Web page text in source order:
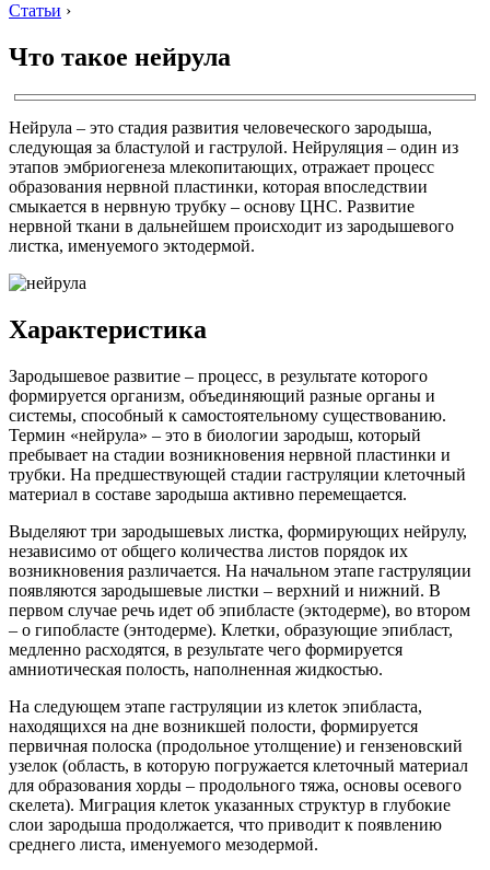
Статьи ›
Что такое нейрула
Нейрула – это стадия развития человеческого зародыша,
следующая за бластулой и гаструлой. Нейруляция – один из
этапов эмбриогенеза млекопитающих, отражает процесс
образования нервной пластинки, которая впоследствии
смыкается в нервную трубку – основу ЦНС. Развитие
нервной ткани в дальнейшем происходит из зародышевого
листка, именуемого эктодермой.
Характеристика
Зародышевое развитие – процесс, в результате которого
формируется организм, объединяющий разные органы и
системы, способный к самостоятельному существованию.
Термин «нейрула» – это в биологии зародыш, который
пребывает на стадии возникновения нервной пластинки и
трубки. На предшествующей стадии гаструляции клеточный
материал в составе зародыша активно перемещается.
Выделяют три зародышевых листка, формирующих нейрулу,
независимо от общего количества листов порядок их
возникновения различается. На начальном этапе гаструляции
появляются зародышевые листки – верхний и нижний. В
первом случае речь идет об эпибласте (эктодерме), во втором
– о гипобласте (энтодерме). Клетки, образующие эпибласт,
медленно расходятся, в результате чего формируется
амниотическая полость, наполненная жидкостью.
На следующем этапе гаструляции из клеток эпибласта,
находящихся на дне возникшей полости, формируется
первичная полоска (продольное утолщение) и гензеновский
узелок (область, в которую погружается клеточный материал
для образования хорды – продольного тяжа, основы осевого
скелета). Миграция клеток указанных структур в глубокие
слои зародыша продолжается, что приводит к появлению
среднего листа, именуемого мезодермой.